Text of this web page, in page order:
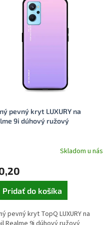
pevný kryt LUXURY na
9i dúhový ružový
Skladom u nás
Pridať do košíka
pevný kryt TopQ LUXURY na